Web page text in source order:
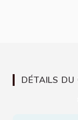
DÉTAILS